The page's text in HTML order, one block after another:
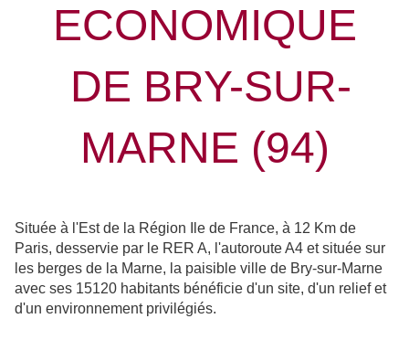
ECONOMIQUE
DE BRY-SUR-
MARNE (94)
Située à l'Est de la Région Ile de France, à 12 Km de
Paris, desservie par le RER A, l'autoroute A4 et située sur
les berges de la Marne, la paisible ville de Bry-sur-Marne
avec ses 15120 habitants bénéficie d'un site, d'un relief et
d'un environnement privilégiés.